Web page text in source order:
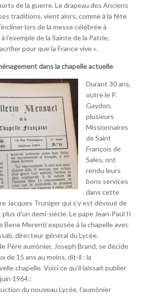
de la guerre. Le drapeau des Anciens
traditions, vient alors, comme à la fête
lors de la messe célébrée à
l’exemple de la Sainte de la Patrie,
pour que la France vive ».
dans la chapelle actuelle
Durant 30 ans,
outre le P.
Gaydon,
plusieurs
Missionnaires
de Saint
François de
Sales, ont
rendu leurs
bons services
dans cette
Jacques Truniger qui s’y est dévoué de
d’un demi-siècle. Le pape Jean-Paul II
Bene Merenti exposée á la chapelle avec
directeur général du Lycée.
Père aumônier, Joseph Brand, se décide
de 15 ans au moins, dit-il : la
chapelle. Voici ce qu’il laissait publier
1964 :
du nouveau Lycée, l’aumônier